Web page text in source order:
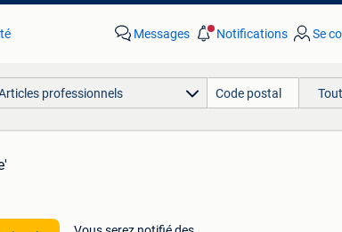
Messages Notifications Se
professionnels